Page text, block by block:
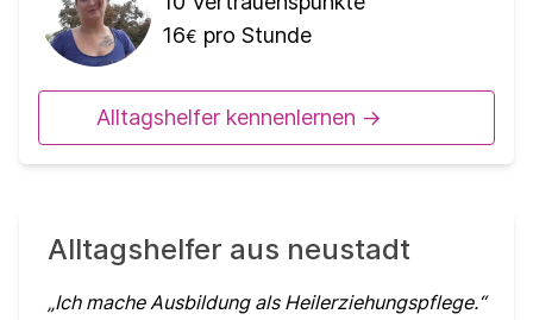
16€ pro Stunde
Alltagshelfer kennenlernen ->
Alltagshelfer aus neustadt
Ich mache Ausbildung als Heilerziehungspflege.